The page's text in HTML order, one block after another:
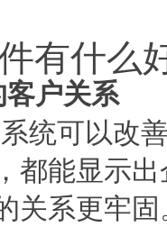
有什么
户关系
统可以改
都能显示
关系更牢